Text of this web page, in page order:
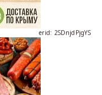
erid: 2SDnjdvhGXG